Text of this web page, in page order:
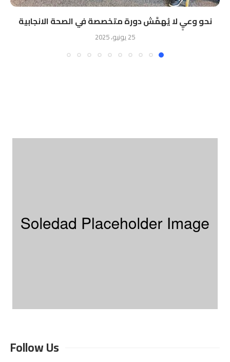
نحو وعيٍ لا يُهمَّش دورة متخصصة في الصحة الانجابية
25 يونيو، 2025
Follow Us